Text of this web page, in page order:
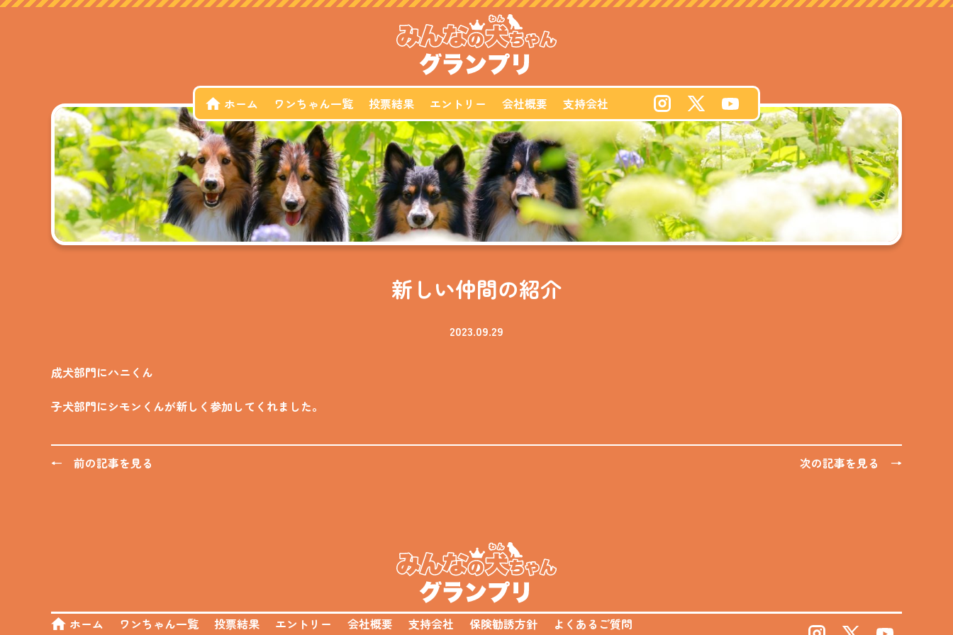
ホーム ワンちゃん一覧 投票結果 エントリー 会社概要 支持会社
新しい仲間の紹介
2023.09.29
成犬部門にハニくん
子犬部門にシモンくんが新しく参加してくれました。
← 前の記事を見る 次の記事を見る →
ホーム ワンちゃん一覧 投票結果 エントリー 会社概要 支持会社 保険勧誘方針 よくあるご質問